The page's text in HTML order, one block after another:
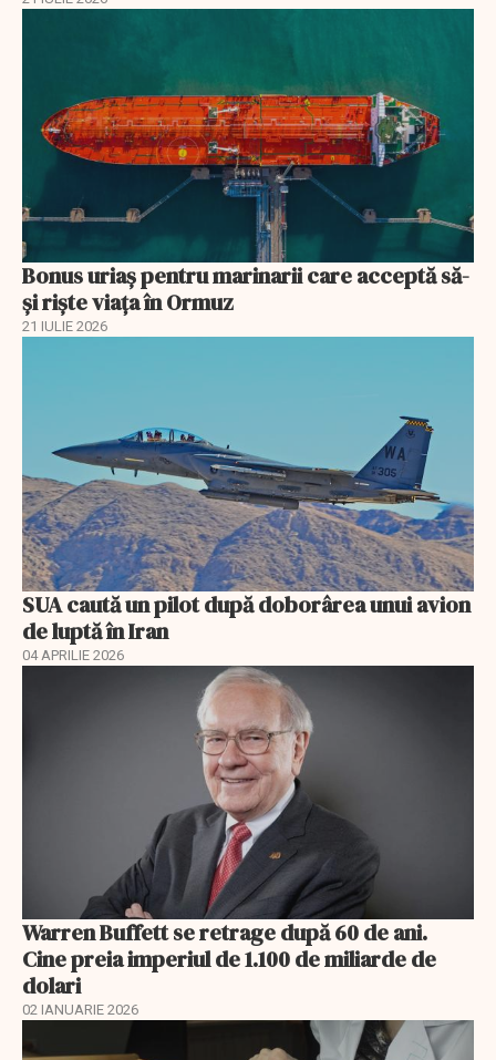
Bonus uriaș pentru marinarii care acceptă să-
și riște viața în Ormuz
21 IULIE 2026
SUA caută un pilot după doborârea unui avion
de luptă în Iran
04 APRILIE 2026
Warren Buffett se retrage după 60 de ani.
Cine preia imperiul de 1.100 de miliarde de
dolari
02 IANUARIE 2026